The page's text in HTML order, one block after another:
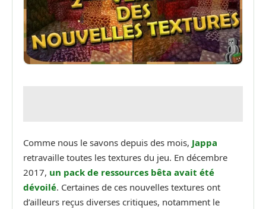
Comme nous le savons depuis des mois, Jappa
retravaille toutes les textures du jeu. En décembre
2017, un pack de ressources bêta avait été
dévoilé. Certaines de ces nouvelles textures ont
d’ailleurs reçus diverses critiques, notamment le